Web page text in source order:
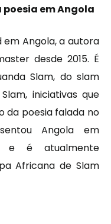
poesia em Angola
Angola, a autora
desde 2015. É
Slam, do slam
iniciativas que
da poesia falada no
Angola em
e é atualmente
Africana de Slam